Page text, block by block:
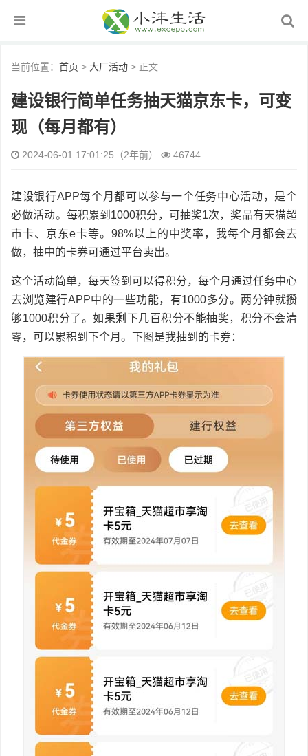
当前位置： 首页 > 大厂活动 > 正文
建设银行简单任务抽天猫京东卡，可变
现（每月都有）
2024-06-01 17:01:25（2年前） 46744
建设银行APP每个月都可以参与一个任务中心活动，是个
必做活动。每积累到1000积分，可抽奖1次，奖品有天猫超
市卡、京东e卡等。98%以上的中奖率，我每个月都会去
做，抽中的卡券可通过平台卖出。
这个活动简单，每天签到可以得积分，每个月通过任务中心
去浏览建行APP中的一些功能，有1000多分。两分钟就攒
够1000积分了。如果剩下几百积分不能抽奖，积分不会清
零，可以累积到下个月。下图是我抽到的卡券：